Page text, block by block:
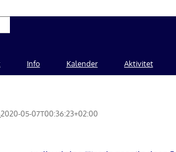
Info Kalender Aktivitet
2020-05-07T00:36:23+02:00